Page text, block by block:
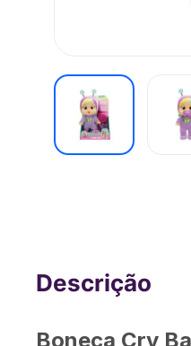
BR2619
Boneca Cry